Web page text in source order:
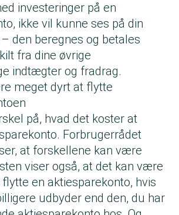
investeringer på en
ikke vil kunne ses på din
den beregnes og betales
fra dine øvrige
indtægter og fradrag.
meget dyrt at flytte
på, hvad det koster at
Forbrugerrådet
at forskellene kan være
viser også, at det kan være
en aktiesparekonto, hvis
udbyder end den, du har